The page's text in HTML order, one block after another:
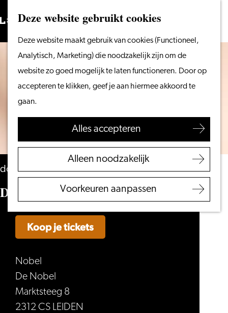
Deze website gebruikt cookies
Deze website maakt gebruik van cookies (Functioneel,
Analytisch, Marketing) die noodzakelijk zijn om de
website zo goed mogelijk te laten functioneren. Door op
accepteren te klikken, geef je aan hiermee akkoord te
gaan.
Alles accepteren
Alleen noodzakelijk
Voorkeuren aanpassen
Ga
naar
homepage
Menu
ZoekenVanaf het water
wandelen
Winkelen
Eten & drinken
Met kinderen
VVV Leiden
Bereikbaarheid
Regio Leiden
Zoeken
donderdag 29 oktober
Diggy Dex
Nobel
De Nobel
Marktsteeg 8
2312 CS LEIDEN
Koop je tickets